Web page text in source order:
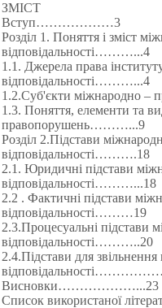
ЗМІСТ
Вступ………………3
Розділ 1. Поняття і зміст
відповідальності………...4
1.1. Джерела права
відповідальності………...4
1.2.Суб'єкти міжнародно –
1.3. Поняття, елементи та
правопорушень………...9
Розділ 2.Підстави
відповідальності……….18
2.1. Юридичні підстави
відповідальності………...18
2.2 . Фактичні підстави
відповідальності………19
2.3.Процесуальні підстави
відповідальності………..20
2.4.Підстави для
відповідальності………
Висновки………………...23
Список використаної